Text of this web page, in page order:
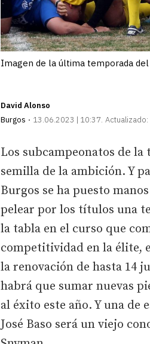
Imagen de la última temporada del
David Alonso
Burgos
13.06.2023 | 10:37 Actualizado:
Los subcampeonatos de la
semilla de la ambición. Y
Burgos se ha puesto
pelear por los títulos una
la tabla en el curso que
competitividad en la élite,
la renovación de hasta 14
habrá que sumar nuevas
al éxito este año. Y una de
José Baso será un viejo